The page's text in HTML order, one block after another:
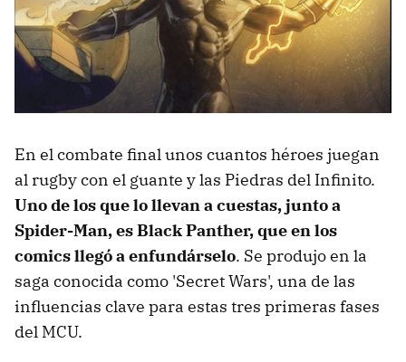
En el combate final unos cuantos héroes juegan
al rugby con el guante y las Piedras del Infinito.
Uno de los que lo llevan a cuestas, junto a
Spider-Man, es Black Panther, que en los
comics llegó a enfundárselo. Se produjo en la
saga conocida como 'Secret Wars', una de las
influencias clave para estas tres primeras fases
del MCU.